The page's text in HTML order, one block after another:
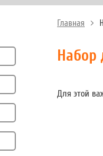
Главная
Набор
Для этой